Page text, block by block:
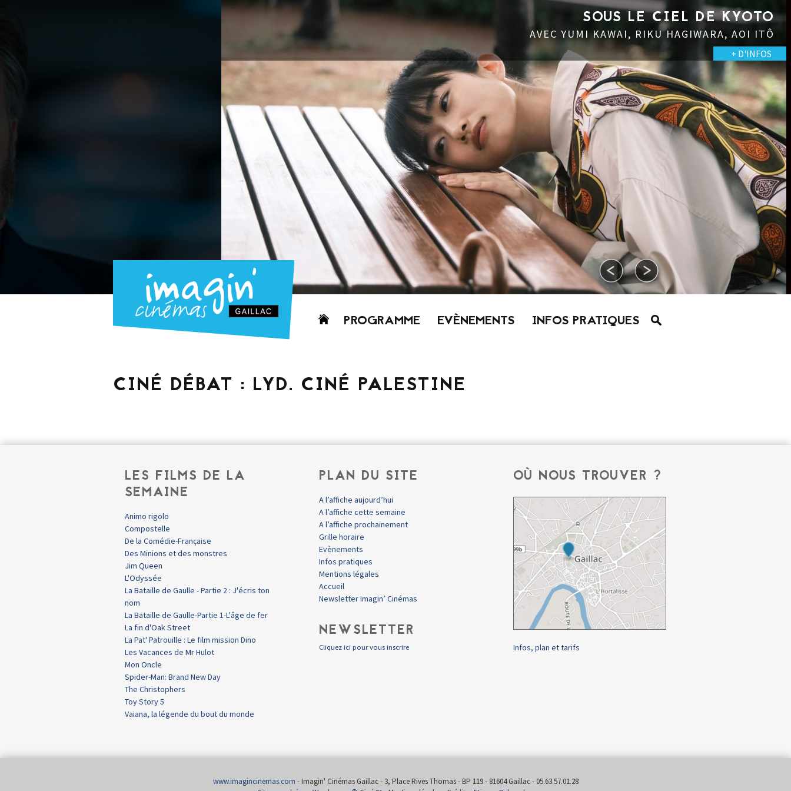
SOUS LE CIEL DE KYOTO
AVEC YUMI KAWAI, RIKU HAGIWARA, AOI ITÔ
+ D'INFOS
Aller
PROGRAMME
PROCHAINEMENT
PDF
EVÈNEMENTS INFOS PRATIQUES
CINÉ DÉBAT : LYD. CINÉ PALESTINE
LES FILMS DE LA
SEMAINE
Animo rigolo
Compostelle
De la Comédie-Française
Des Minions et des monstres
Jim Queen
L'Odyssée
La Bataille de Gaulle - Partie 2 : J'écris ton
nom
La Bataille de Gaulle-Partie 1-L'âge de fer
La fin d'Oak Street
La Pat' Patrouille : Le film mission Dino
Les Vacances de Mr Hulot
Mon Oncle
Spider-Man: Brand New Day
The Christophers
Toy Story 5
Vaiana, la légende du bout du monde
PLAN DU SITE
A l’affiche aujourd’hui
A l’affiche cette semaine
A l’affiche prochainement
Grille horaire
Evènements
Infos pratiques
Mentions légales
Accueil
Newsletter Imagin’ Cinémas
NEWSLETTER
Cliquez ici pour vous inscrire
OÙ NOUS TROUVER ?
Infos, plan et tarifs
www.imagincinemas.com - Imagin' Cinémas Gaillac - 3, Place Rives Thomas - BP 119 - 81604 Gaillac - 05.63.57.01.28